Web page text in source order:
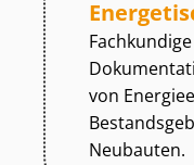
von
Neubauten.